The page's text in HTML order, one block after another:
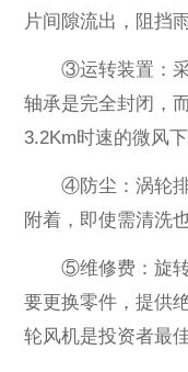
片间隙流出，阻挡
③运转装置：
轴承是完全封闭，
3.2Km时速的微风
④防尘：涡轮
附着，即使需清洗
⑤维修费：旋
要更换零件，提供
轮风机是投资者最